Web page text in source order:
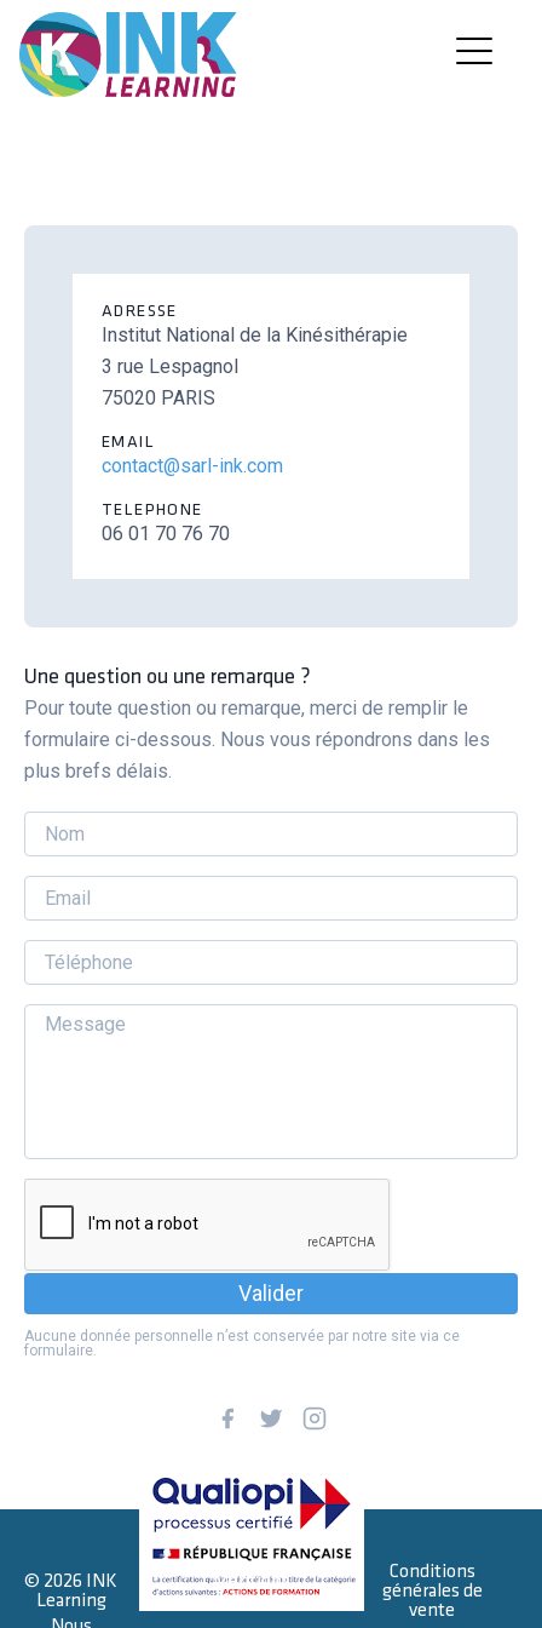
Connexion
ADRESSE
Institut National de la Kinésithérapie
3 rue Lespagnol
75020 PARIS
EMAIL
contact@sarl-ink.com
TELEPHONE
06 01 70 76 70
Une question ou une remarque ?
Pour toute question ou remarque, merci de remplir le
formulaire ci-dessous. Nous vous répondrons dans les
plus brefs délais.
Valider
Aucune donnée personnelle n’est conservée par notre site via ce
formulaire.
© 2026 INK
Learning
Mentions
légales
Conditions
générales de
vente